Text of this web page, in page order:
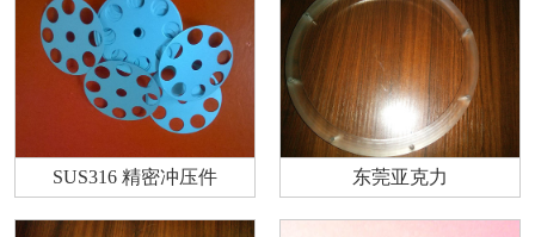
SUS316 精密冲压件 东莞亚克力